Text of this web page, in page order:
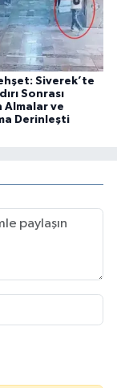
Siverek’te
Sonrası
Almalar ve
Derinleşti